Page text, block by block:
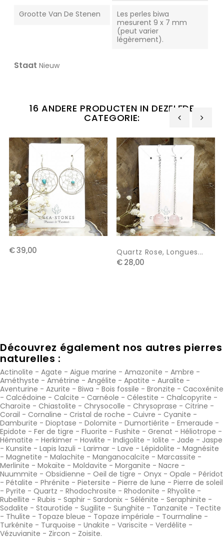
Grootte Van De Stenen
Les perles biwa
mesurent 9 x 7 mm
(peut varier
légèrement).
Staat Nieuw
16 ANDERE PRODUCTEN IN DEZELFDE
CATEGORIE:
€ 39,00 Quartz Rose, Longues...
€ 28,00
‹ ›
Découvrez également nos autres pierres
naturelles :
Actinolite - Agate - Aigue marine - Amazonite - Ambre -
Améthyste - Amétrine - Angélite - Apatite - Auralite -
Aventurine - Azurite - Biwa - Bois fossile - Bronzite - Cacoxénite
- Calcédoine - Calcite - Carnéole - Célestite - Chalcopyrite -
Charoïte - Chiastolite - Chrysocolle - Chrysoprase - Citrine -
Corail - Cornaline - Cristal de roche - Cuivre - Cyanite -
Damburite - Dioptase - Dolomite - Dumortiérite - Emeraude -
Epidote - Fer de tigre - Fluorite - Fushite - Grenat - Héliotrope -
Hématite - Herkimer - Howlite - Indigolite - Iolite - Jade - Jaspe
- Kunsite - Lapis lazuli - Larimar - Lave - Lépidolite - Magnésite
- Magnetite - Malachite - Manganocalcite - Marcassite -
Merlinite - Mokaïte - Moldavite - Morganite - Nacre -
Nuummite - Obsidienne - Oeil de tigre - Onyx - Opale - Péridot
- Pétalite - Phrénite - Pietersite - Pierre de lune - Pierre de soleil
- Pyrite - Quartz - Rhodochrosite - Rhodonite - Rhyolite -
Rubellite - Rubis - Saphir - Sardonix - Sélénite - Seraphinite -
Sodalite - Staurotide - Sugilite - Sunghite - Tanzanite - Tectite
- Thulite - Topaze bleue - Topaze impériale - Tourmaline -
Turkénite - Turquoise - Unakite - Variscite - Verdélite -
Vézuvianite - Zircon - Zoisite.